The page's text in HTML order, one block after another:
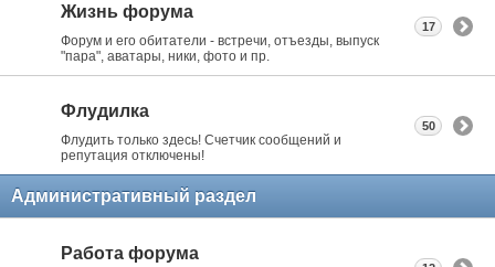
Жизнь форума
Форум и его обитатели - встречи, отъезды, выпуск
"пара", аватары, ники, фото и пр.
17
Флудилка
Флудить только здесь! Счетчик сообщений и
репутация отключены!
50
Административный раздел
Работа форума